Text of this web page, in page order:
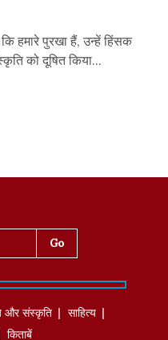
हमारे पुरखा हैं, उन्हें हिंसक
को दूषित किया...
और संस्कृति
साहित्‍य
किताबें